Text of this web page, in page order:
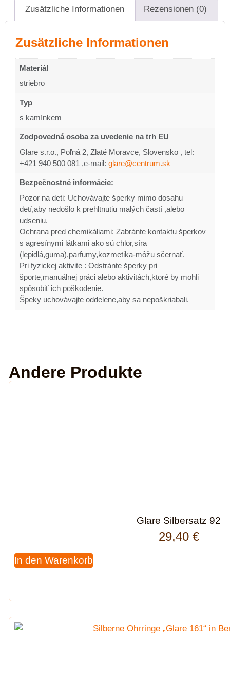
Zusätzliche Informationen Rezensionen (0)
Zusätzliche Informationen
Materiál
striebro
Typ
s kamínkem
Zodpovedná osoba za uvedenie na trh EU
Glare s.r.o., Poľná 2, Zlaté Moravce, Slovensko , tel:
+421 940 500 081 ,e-mail: glare@centrum.sk
Bezpečnostné informácie:
Pozor na deti: Uchovávajte šperky mimo dosahu
detí,aby nedošlo k prehltnutiu malých častí ,alebo
udseniu.
Ochrana pred chemikáliami: Zabránte kontaktu šperkov
s agresínymi látkami ako sú chlor,síra
(lepidlá,guma),parfumy,kozmetika-môžu sčernať.
Pri fyzickej aktivite : Odstránte šperky pri
športe,manuálnej práci alebo aktivitách,ktoré by mohli
spôsobiť ich poškodenie.
Špeky uchovávajte oddelene,aby sa nepoškriabali.
Andere Produkte
Glare Silbersatz 92
29,40 €
In den Warenkorb